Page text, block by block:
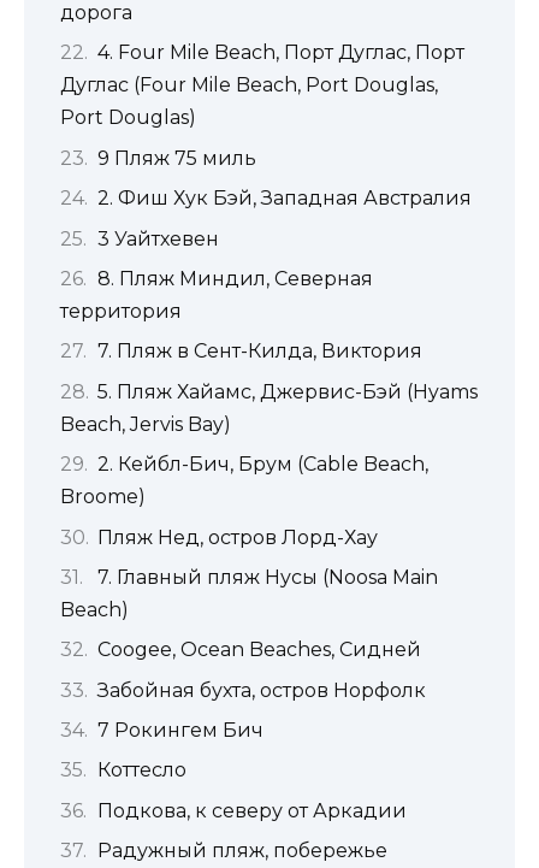
дорога
4. Four Mile Beach, Порт Дуглас, Порт
Дуглас (Four Mile Beach, Port Douglas,
Port Douglas)
9 Пляж 75 миль
2. Фиш Хук Бэй, Западная Австралия
3 Уайтхевен
8. Пляж Миндил, Северная
территория
7. Пляж в Сент-Килда, Виктория
5. Пляж Хайамс, Джервис-Бэй (Hyams
Beach, Jervis Bay)
2. Кейбл-Бич, Брум (Cable Beach,
Broome)
Пляж Нед, остров Лорд-Хау
7. Главный пляж Нусы (Noosa Main
Beach)
Coogee, Ocean Beaches, Сидней
Забойная бухта, остров Норфолк
7 Рокингем Бич
Коттесло
Подкова, к северу от Аркадии
Радужный пляж, побережье